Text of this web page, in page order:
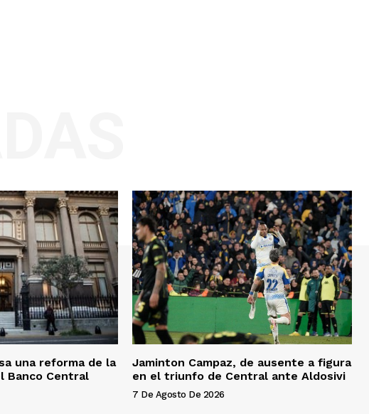
una reforma de la
Banco Central
Jaminton Campaz, de ausente a figura
en el triunfo de Central ante Aldosivi
7 De Agosto De 2026